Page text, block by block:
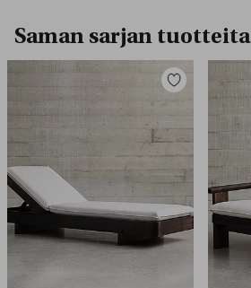
Saman sarjan tuotteita
Lisää
suosikkeihin